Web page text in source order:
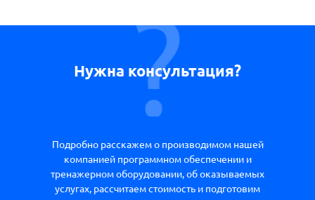
Нужна консультация?
Подробно расскажем о производимом нашей
компанией программном обеспечении и
тренажерном оборудовании, об оказываемых
услугах, рассчитаем стоимость и подготовим